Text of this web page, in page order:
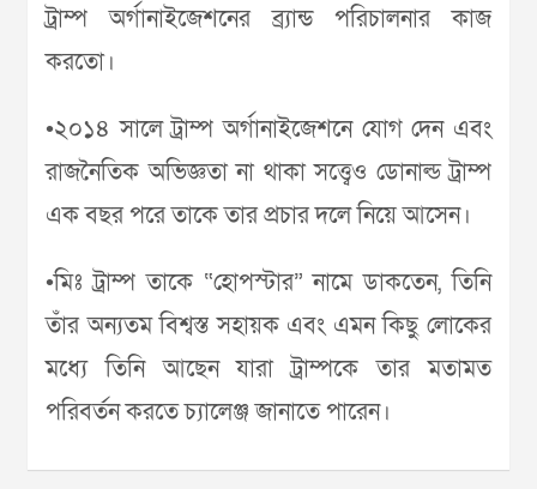
ট্রাম্প অর্গানাইজেশনের ব্র্যান্ড পরিচালনার কাজ
করতো।
•২০১৪ সালে ট্রাম্প অর্গানাইজেশনে যোগ দেন এবং
রাজনৈতিক অভিজ্ঞতা না থাকা সত্ত্বেও ডোনাল্ড ট্রাম্প
এক বছর পরে তাকে তার প্রচার দলে নিয়ে আসেন।
•মিঃ ট্রাম্প তাকে “হোপস্টার” নামে ডাকতেন, তিনি
তাঁর অন্যতম বিশ্বস্ত সহায়ক এবং এমন কিছু লোকের
মধ্যে তিনি আছেন যারা ট্রাম্পকে তার মতামত
পরিবর্তন করতে চ্যালেঞ্জ জানাতে পারেন।